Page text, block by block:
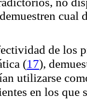
cual
de los
(17),
utilizarse
en los que